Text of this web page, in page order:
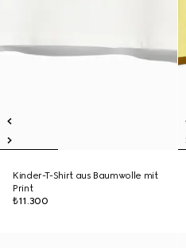
Kinder-T-Shirt aus Baumwolle mit
Print
₺11.300